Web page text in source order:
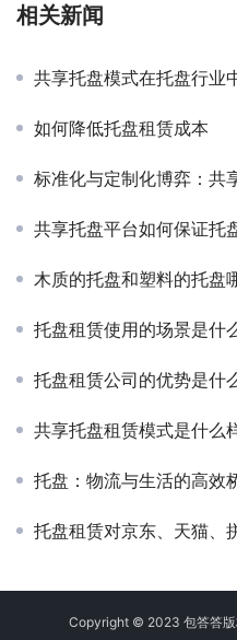
相关新闻
共享托盘模式在托盘行业
如何降低托盘租赁成本
标准化与定制化博弈：共
共享托盘平台如何保证托
木质的托盘和塑料的托盘
托盘租赁使用的场景是什
托盘租赁公司的优势是什
共享托盘租赁模式是什么
托盘：物流与生活的高效
托盘租赁对京东、天猫、
Copyright © 2023 包答答版